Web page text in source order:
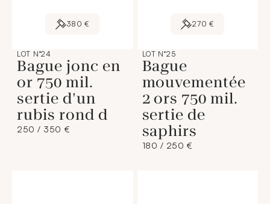
380 €
LOT N°24
Bague jonc en
or 750 mil.
sertie d'un
rubis rond d
250 / 350 €
270 €
LOT N°25
Bague
mouvementée
2 ors 750 mil.
sertie de
saphirs
180 / 250 €